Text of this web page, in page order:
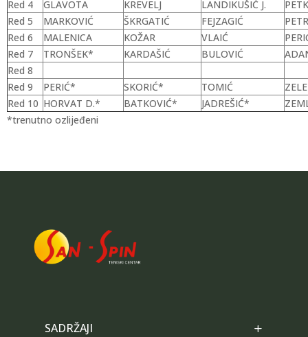
Red 4
GLAVOTA KREVELJ LANDIKUŠIĆ J.
Red 5
MARKOVIĆ ŠKRGATIĆ FEJZAGIĆ
Red 6
MALENICA KOŽAR VLAIĆ
Red 7
TRONŠEK* KARDAŠIĆ BULOVIĆ
Red 8
Red 9
PERIĆ* SKORIĆ* TOMIĆ
Red 10 HORVAT D.* BATKOVIĆ* JADREŠIĆ*
*trenutno ozlijeđeni
SADRŽAJI